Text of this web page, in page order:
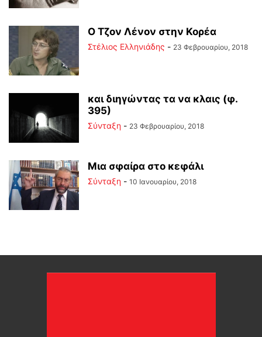
Ο Τζον Λένον στην Κορέα
Στέλιος Ελληνιάδης - 23 Φεβρουαρίου, 2018
και διηγώντας τα να κλαις (φ.
395)
Σύνταξη - 23 Φεβρουαρίου, 2018
Μια σφαίρα στο κεφάλι
Σύνταξη - 10 Ιανουαρίου, 2018